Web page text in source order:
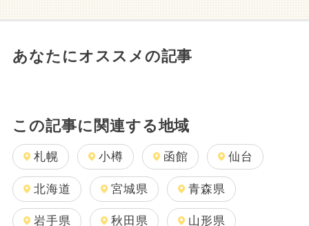
あなたにオススメの記事
この記事に関連する地域
札幌 小樽 函館 仙台
北海道 宮城県 青森県
岩手県 秋田県 山形県